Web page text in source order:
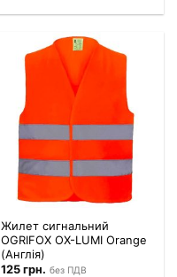
Жилет сигнальний
OGRIFOX OX-LUMI Orange
(Англія)
125грн. без ПДВ